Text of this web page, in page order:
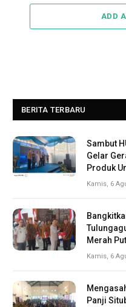
ADD
BERITA TERBARU
Sambut
Gelar
Produk
Kamis, 6
Merah
Kamis, 6
Panji